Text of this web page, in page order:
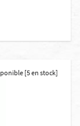
[5 en stock]